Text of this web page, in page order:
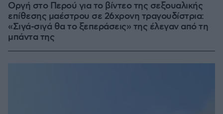
Οργή στο Περού για το βίντεο της σεξουαλικής
επίθεσης μαέστρου σε 26χρονη τραγουδίστρια:
«Σιγά-σιγά θα το ξεπεράσεις» της έλεγαν από τη
μπάντα της